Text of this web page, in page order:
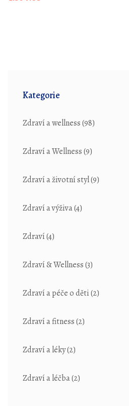
se s alergií vyrovnat.
Kategorie
Zdraví a wellness(98)
Zdraví a Wellness(9)
Zdraví a životní styl(9)
Zdraví a výživa(4)
Zdraví(4)
Zdraví & Wellness(3)
Zdraví a péče o děti(2)
Zdraví a fitness(2)
Zdraví a léky(2)
Zdraví a léčba(2)